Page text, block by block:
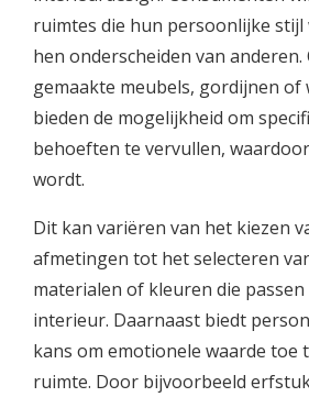
ruimtes die hun persoonlijke stijl
hen onderscheiden van anderen.
gemaakte meubels, gordijnen of
bieden de mogelijkheid om
behoeften te vervullen,
wordt.
Dit kan variëren van het kiezen
afmetingen tot het selecteren
materialen of kleuren die
interieur. Daarnaast biedt
kans om emotionele waarde toe
ruimte. Door bijvoorbeeld